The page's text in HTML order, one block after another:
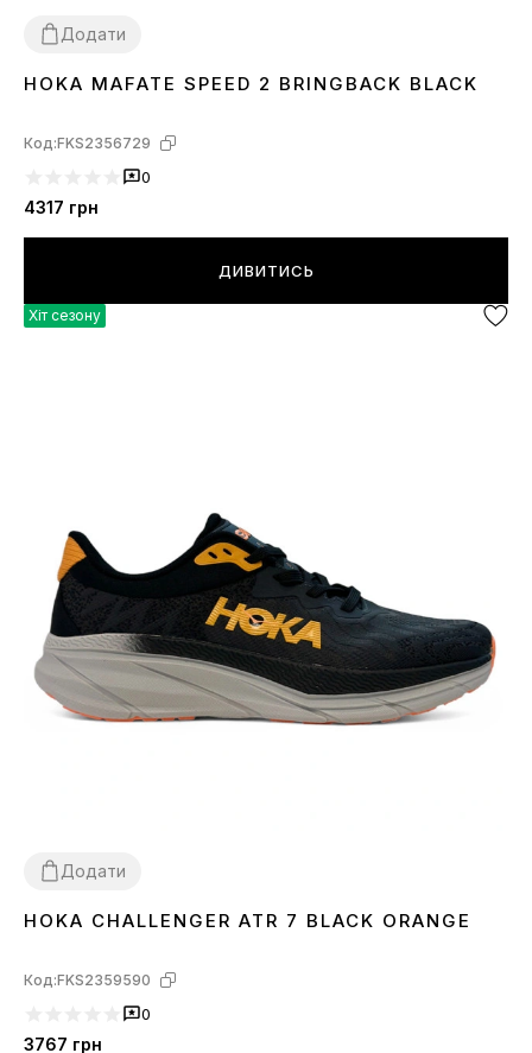
Додати
41 4243444546
HOKA MAFATE SPEED 2 BRINGBACK BLACK
Код:FKS2356729
0
4317 грн
ДИВИТИСЬ
Хіт сезону
Додати
373839404143444546
HOKA CHALLENGER ATR 7 BLACK ORANGE
Код:FKS2359590
0
3767 грн